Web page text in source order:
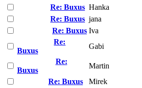
Re: Buxus Hanka
Re: Buxus jana
Re: Buxus Iva
Re:
Buxus
Gabi
Re:
Buxus
Martin
Re: Buxus
Mirek